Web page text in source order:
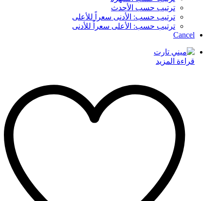
ترتيب حسب الأحدث
ترتيب حسب: الأدنى سعراً للأعلى
ترتيب حسب: الأعلى سعراً للأدنى
Cancel
قراءة المزيد